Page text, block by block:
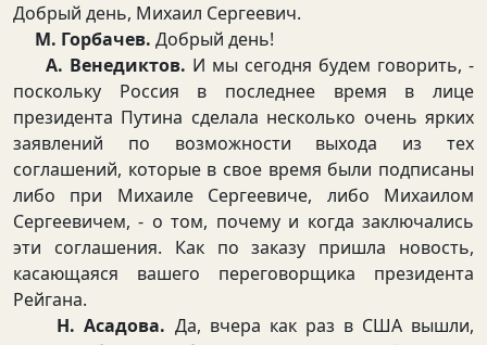
Добрый день, Михаил Сергеевич.
М. Горбачев. Добрый день!
А. Венедиктов. И мы сегодня будем говорить, -
поскольку Россия в последнее время в лице
президента Путина сделала несколько очень ярких
заявлений по возможности выхода из тех
соглашений, которые в свое время были подписаны
либо при Михаиле Сергеевиче, либо Михаилом
Сергеевичем, - о том, почему и когда заключались
эти соглашения. Как по заказу пришла новость,
касающаяся вашего переговорщика президента
Рейгана.
Н. Асадова. Да, вчера как раз в США вышли,